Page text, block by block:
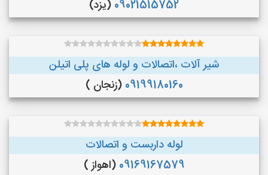
09021515752 (یزد)
شیر آلات ،اتصالات و لوله های پلی اتیلن
09199180160 (زنجان )
لوله داربست و اتصالات
09169167579 (اهواز )